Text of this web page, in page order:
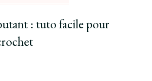
: tuto facile pour